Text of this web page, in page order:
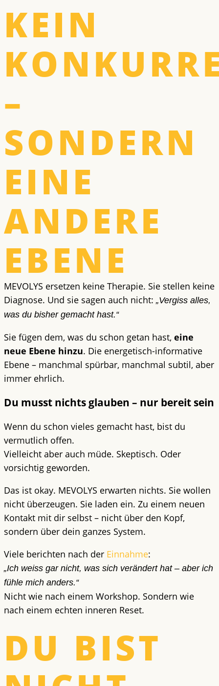
KEIN
–
SONDERN
EINE
ANDERE
EBENE
MEVOLYS ersetzen keine Therapie. Sie stellen keine
Diagnose. Und sie sagen auch nicht: „Vergiss alles,
was du bisher gemacht hast.“
Sie fügen dem, was du schon getan hast, eine
neue Ebene hinzu. Die energetisch-informative
Ebene – manchmal spürbar, manchmal subtil, aber
immer ehrlich.
Du musst nichts glauben – nur bereit sein
Wenn du schon vieles gemacht hast, bist du
vermutlich offen.
Vielleicht aber auch müde. Skeptisch. Oder
vorsichtig geworden.
Das ist okay. MEVOLYS erwarten nichts. Sie wollen
nicht überzeugen. Sie laden ein. Zu einem neuen
Kontakt mit dir selbst – nicht über den Kopf,
sondern über dein ganzes System.
Viele berichten nach der Einnahme:
„Ich weiss gar nicht, was sich verändert hat – aber ich
fühle mich anders.“
Nicht wie nach einem Workshop. Sondern wie
nach einem echten inneren Reset.
DU BIST